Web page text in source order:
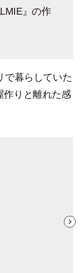
』の作
で暮らしていた
作りと離れた感